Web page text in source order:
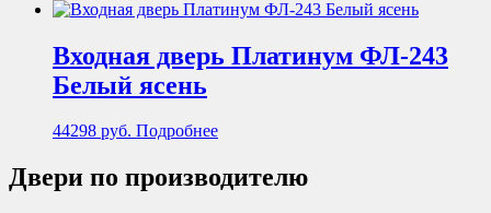
Входная дверь Платинум ФЛ-243
Белый ясень
44298 руб. Подробнее
Двери по производителю